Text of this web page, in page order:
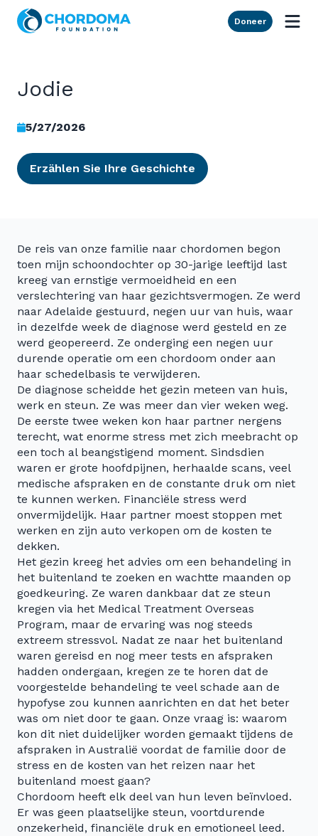
Skip to Main Content
Doneer
Jodie
5/27/2026
Erzählen Sie Ihre Geschichte
De reis van onze familie naar chordomen begon
toen mijn schoondochter op 30-jarige leeftijd last
kreeg van ernstige vermoeidheid en een
verslechtering van haar gezichtsvermogen. Ze werd
naar Adelaide gestuurd, negen uur van huis, waar
in dezelfde week de diagnose werd gesteld en ze
werd geopereerd. Ze onderging een negen uur
durende operatie om een chordoom onder aan
haar schedelbasis te verwijderen.
De diagnose scheidde het gezin meteen van huis,
werk en steun. Ze was meer dan vier weken weg.
De eerste twee weken kon haar partner nergens
terecht, wat enorme stress met zich meebracht op
een toch al beangstigend moment. Sindsdien
waren er grote hoofdpijnen, herhaalde scans, veel
medische afspraken en de constante druk om niet
te kunnen werken. Financiële stress werd
onvermijdelijk. Haar partner moest stoppen met
werken en zijn auto verkopen om de kosten te
dekken.
Het gezin kreeg het advies om een behandeling in
het buitenland te zoeken en wachtte maanden op
goedkeuring. Ze waren dankbaar dat ze steun
kregen via het Medical Treatment Overseas
Program, maar de ervaring was nog steeds
extreem stressvol. Nadat ze naar het buitenland
waren gereisd en nog meer tests en afspraken
hadden ondergaan, kregen ze te horen dat de
voorgestelde behandeling te veel schade aan de
hypofyse zou kunnen aanrichten en dat het beter
was om niet door te gaan. Onze vraag is: waarom
kon dit niet duidelijker worden gemaakt tijdens de
afspraken in Australië voordat de familie door de
stress en de kosten van het reizen naar het
buitenland moest gaan?
Chordoom heeft elk deel van hun leven beïnvloed.
Er was geen plaatselijke steun, voortdurende
onzekerheid, financiële druk en emotioneel leed.